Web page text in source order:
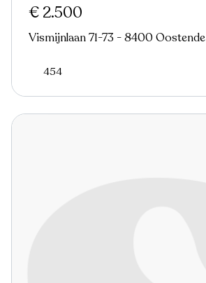
€ 2.500
Vismijnlaan 71-73 - 8400 Oostende
454